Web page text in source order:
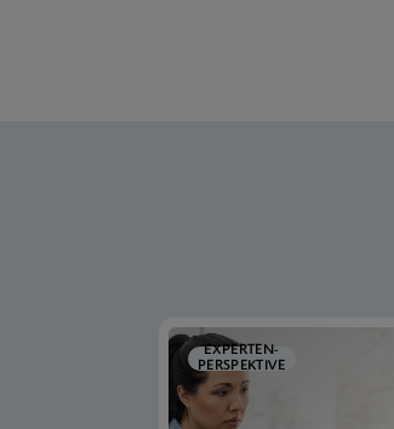
EXPERTEN-
PERSPEKTIVE